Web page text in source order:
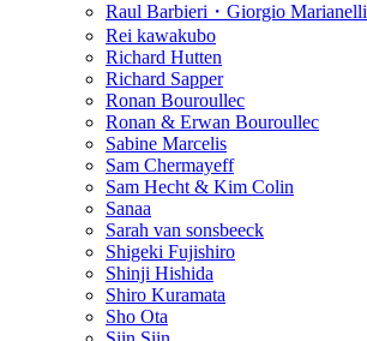
Raul Barbieri・Giorgio Marianelli
Rei kawakubo
Richard Hutten
Richard Sapper
Ronan Bouroullec
Ronan & Erwan Bouroullec
Sabine Marcelis
Sam Chermayeff
Sam Hecht & Kim Colin
Sanaa
Sarah van sonsbeeck
Shigeki Fujishiro
Shinji Hishida
Shiro Kuramata
Sho Ota